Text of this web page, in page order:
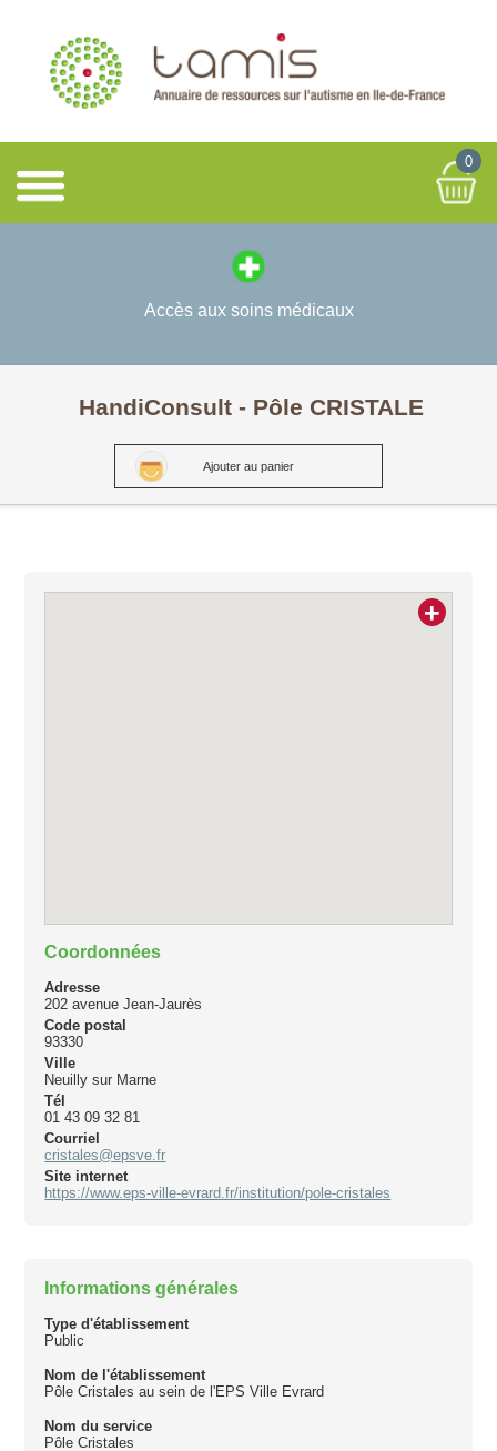
0
Accès aux soins médicaux
HandiConsult - Pôle CRISTALE
Ajouter au panier
+
Coordonnées
Adresse
202 avenue Jean-Jaurès
Code postal
93330
Ville
Neuilly sur Marne
Tél
01 43 09 32 81
Courriel
cristales@epsve.fr
Site internet
https://www.eps-ville-evrard.fr/institution/pole-cristales
Informations générales
Type d'établissement
Public
Nom de l'établissement
Pôle Cristales au sein de l'EPS Ville Evrard
Nom du service
Pôle Cristales